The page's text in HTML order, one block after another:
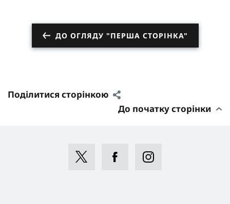
ДО ОГЛЯДУ "ПЕРША СТОРІНКА"
Поділитися сторінкою
До початку сторінки